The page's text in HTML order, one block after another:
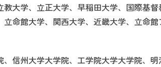
大学、立正大学、早稲田大学、国際基
命館大学、関西大学、近畿大学、立命
信州大学大学院、工学院大学大学院、